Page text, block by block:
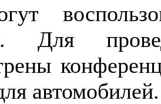
Для
автомобилей.